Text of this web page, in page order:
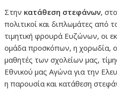
Στην κατάθεση στεφάνων,
πολιτικοί και διπλωμάτες από
τιμητική φρουρά Ευζώνων, οι
ομάδα προσκόπων, η χορωδία,
μαθητές των σχολείων μας,
Εθνικού μας Αγώνα για την
η παρουσία και κατάθεση